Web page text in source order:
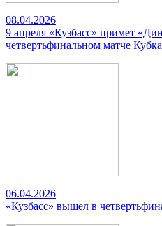
08.04.2026
9 апреля «Кузбасс» примет
четвертьфинальном матче
06.04.2026
«Кузбасс» вышел в